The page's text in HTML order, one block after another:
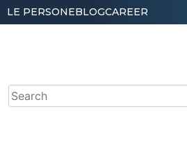
Skip
to
LE PERSONEBLOGCAREER
Search
for: